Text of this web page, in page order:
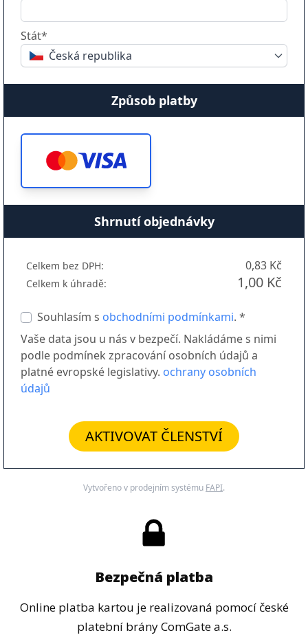
Stát*
Česká republika
Způsob platby
Shrnutí objednávky
Celkem bez DPH: 0,83 Kč
Celkem k úhradě: 1,00 Kč
Souhlasím s obchodními podmínkami. *
Vaše data jsou u nás v bezpečí. Nakládáme s nimi
podle podmínek zpracování osobních údajů a
platné evropské legislativy. ochrany osobních
údajů
AKTIVOVAT ČLENSTVÍ
Vytvořeno v prodejním systému FAPI.
Bezpečná platba
Online platba kartou je realizovaná pomocí české
platební brány ComGate a.s.